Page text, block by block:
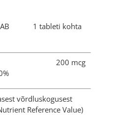
1 tableti kohta
mcg
võrdluskogusest
Reference Value)